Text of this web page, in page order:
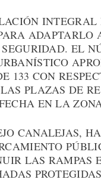
ADAPTARLO
EL
133 CON
PLAZAS DE
EN LA
CANALEJAS,
LAS RAMPAS